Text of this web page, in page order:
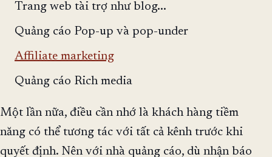
Trang web tài trợ như blog...
Quảng cáo Pop-up và pop-under
Affiliate marketing
Quảng cáo Rich media
Một lần nữa, điều cần nhớ là khách hàng tiềm
năng có thể tương tác với tất cả kênh trước khi
quyết định. Nên với nhà quảng cáo, dù nhận báo